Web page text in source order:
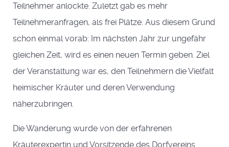
Teilnehmer anlockte. Zuletzt gab es mehr
Teilnehmeranfragen, als frei Plätze. Aus diesem Grund
schon einmal vorab: Im nächsten Jahr zur ungefähr
gleichen Zeit, wird es einen neuen Termin geben. Ziel
der Veranstaltung war es, den Teilnehmern die Vielfalt
heimischer Kräuter und deren Verwendung
näherzubringen.
Die Wanderung wurde von der erfahrenen
Kräuterexpertin und Vorsitzende des Dorfvereins